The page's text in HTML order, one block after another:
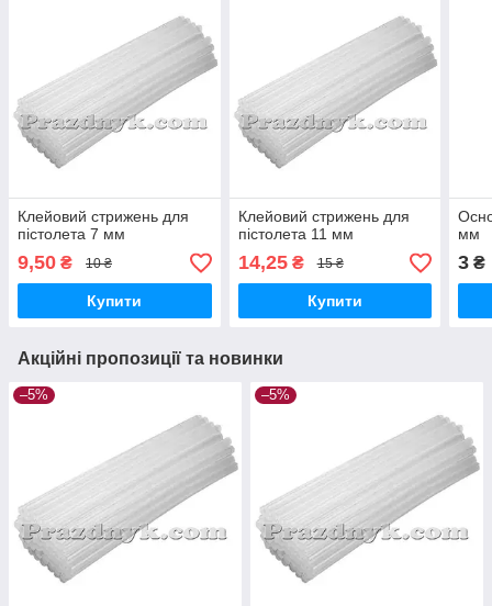
Клейовий стрижень для
пістолета 7 мм
9,50 ₴ 10 ₴
Купити
Клейовий стрижень для
пістолета 11 мм
14,25₴ 15 ₴
Купити
мм
3 ₴
Акційні пропозиції та новинки
–5% –5%